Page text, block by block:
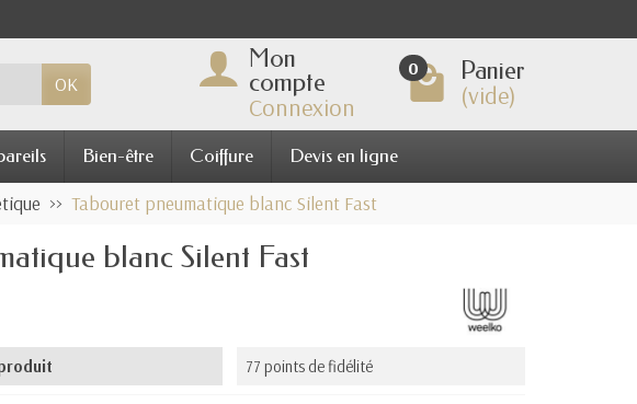
OK
Mon
compte
Connexion
0 Panier
(vide)
Bien-être Coiffure Devis en ligne
Tabouret pneumatique blanc Silent Fast
blanc Silent Fast
77 points de fidélité